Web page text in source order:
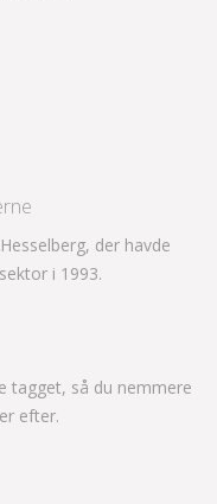
der havde
i 1993.
tagget, så du nemmere
efter.